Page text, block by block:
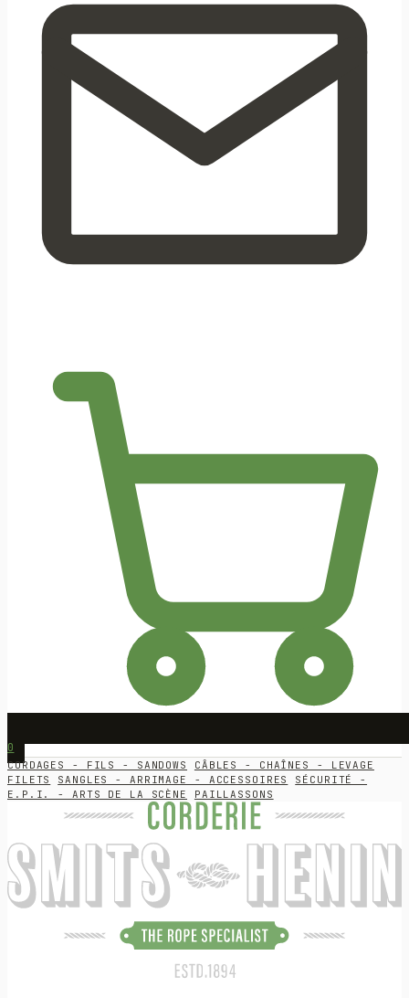
0
CORDAGES - FILS - SANDOWS
CÂBLES - CHAÎNES - LEVAGE
FILETS
SANGLES - ARRIMAGE - ACCESSOIRES
SÉCURITÉ -
E.P.I. - ARTS DE LA SCÈNE
PAILLASSONS